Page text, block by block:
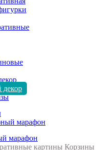
декор
марафон
картины Корзины